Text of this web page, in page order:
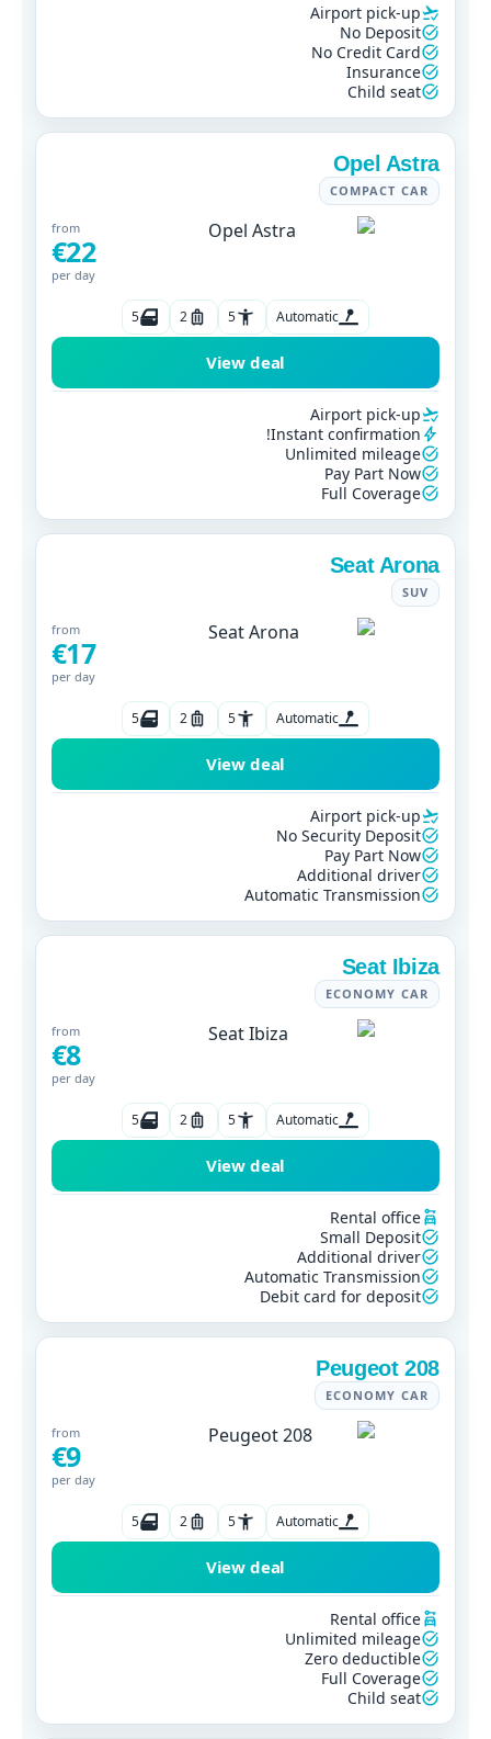
Airport pick-up
No Deposit
No Credit Card
Insurance
Child seat
Opel Astra
COMPACT CAR
from
€22
per day
Automatic
5
2
5
View deal
Airport pick-up
Instant confirmation!
Unlimited mileage
Pay Part Now
Full Coverage
Seat Arona
SUV
from
€17
per day
Automatic
5
2
5
View deal
Airport pick-up
No Security Deposit
Pay Part Now
Additional driver
Automatic Transmission
Seat Ibiza
ECONOMY CAR
from
€8
per day
Automatic
5
2
5
View deal
Rental office
Small Deposit
Additional driver
Automatic Transmission
Debit card for deposit
Peugeot 208
ECONOMY CAR
from
€9
per day
Automatic
5
2
5
View deal
Rental office
Unlimited mileage
Zero deductible
Full Coverage
Child seat